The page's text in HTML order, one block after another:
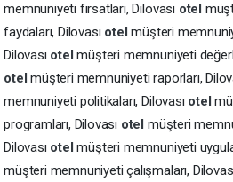
memnuniyeti fırsatları, Dilovası otel
faydaları, Dilovası otelmüşteri
Dilovası otelmüşteri memnuniyeti
otelmüşteri memnuniyeti raporları,
memnuniyeti politikaları, Dilovası otel
programları, Dilovası otel müşteri
Dilovası otelmüşteri memnuniyeti
müşteri memnuniyeti çalışmaları,